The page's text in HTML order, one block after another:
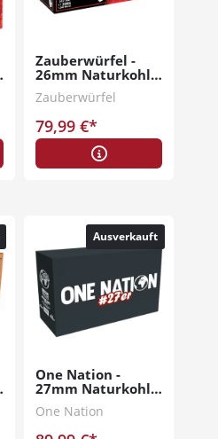
Zauberwürfel -
26mm Naturkohle
20kg
Zauberwürfel
79,99 €*
Ausverkauft
One Nation -
27mm Naturkohle
20kg
One Nation